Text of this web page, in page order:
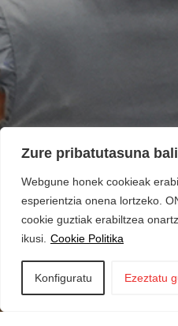
Zure pribatutasuna
Webgune honek cookieak
esperientzia onena lortzeko.
cookie guztiak erabiltzea
ikusi. Cookie Politika
Konfiguratu Ezeztatu